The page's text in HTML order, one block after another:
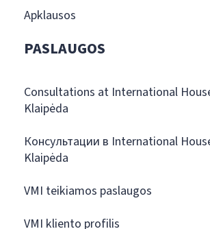
Apklausos
PASLAUGOS
Consultations at International
Klaipėda
Консультации в International
Klaipėda
VMI teikiamos paslaugos
VMI kliento profilis